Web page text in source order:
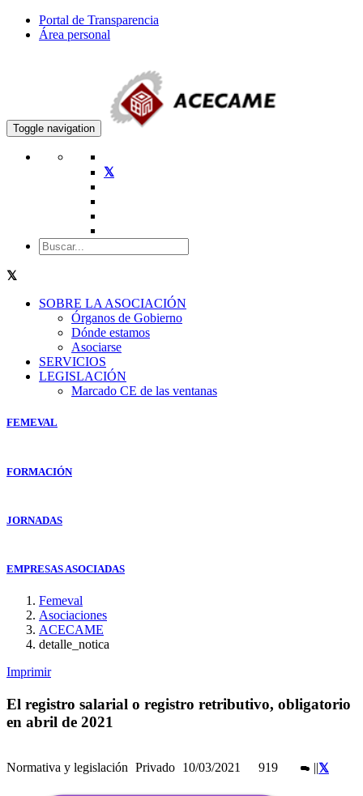
Portal de Transparencia
Área personal
Toggle navigation
SOBRE LA ASOCIACIÓN
Órganos de Gobierno
Dónde estamos
Asociarse
SERVICIOS
LEGISLACIÓN
Marcado CE de las ventanas
FEMEVAL
FORMACIÓN
JORNADAS
EMPRESAS ASOCIADAS
Femeval
Asociaciones
ACECAME
detalle_notica
Imprimir
El registro salarial o registro retributivo, obligatorio
en abril de 2021
Normativa y legislación Privado 10/03/2021 919